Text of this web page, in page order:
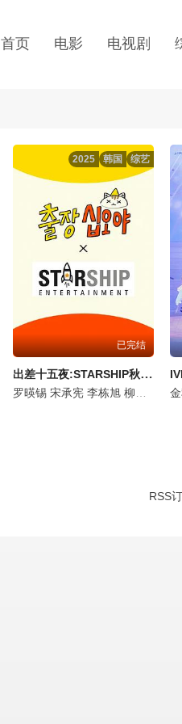
首页 电影 电视剧
Pengsoo 权圣晙 朴成雄 张东民
综艺
韩国
2025
已完结
出差十五夜:STARSHIP秋季郊游会2
罗暎锡 宋承宪 李栋旭 柳演锡 李
RSS